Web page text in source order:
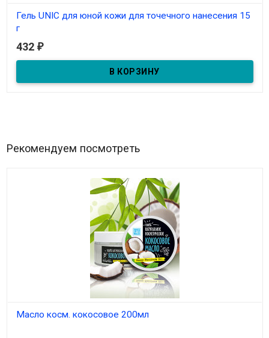
Гель UNIC для юной кожи для точечного нанесения 15
г
В наличии
С оксидом цинка и маслом черного тмина.
432 ₽
Рекомендуем посмотреть
Масло косм. кокосовое 200мл